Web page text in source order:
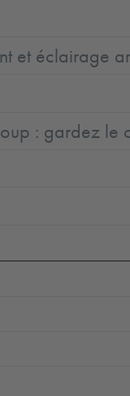
et éclairage
: gardez le